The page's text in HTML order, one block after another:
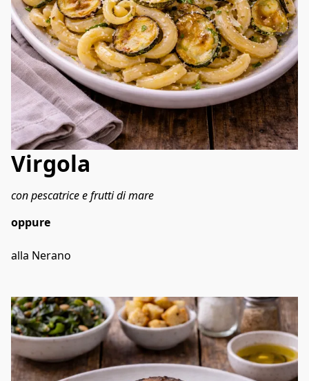
Virgola
con pescatrice e frutti di mare
oppure
alla Nerano